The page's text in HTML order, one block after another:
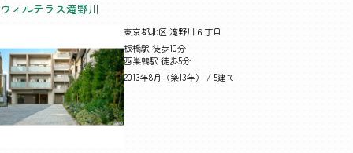
ウィルテラス滝野川
東京都北区 滝野川６丁目
板橋駅 徒歩10分
西巣鴨駅 徒歩5分
2013年8月（築13年） / 5建て